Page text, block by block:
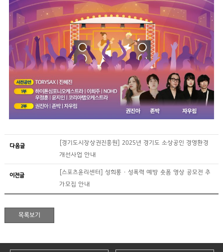
다음글
[경기도시장상권진흥원] 2025년 경기도 소상공인 경영환경
개선사업 안내
이전글
[스포츠윤리센터] 성희롱 · 성폭력 예방 숏폼 영상 공모전 추
가모집 안내